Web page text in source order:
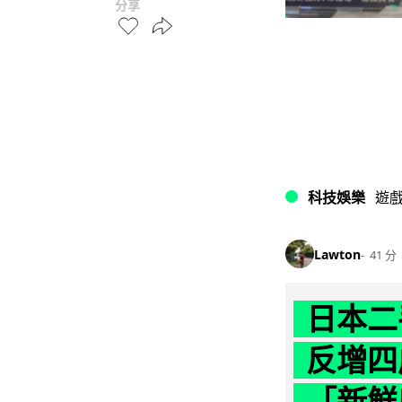
分享
科技娛樂 遊
Lawton 41 分
日本
反增